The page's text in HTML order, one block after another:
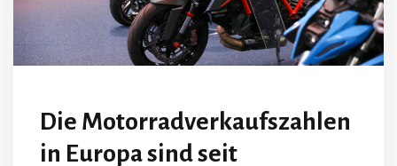
Die Motorradverkaufszahlen
in Europa sind seit